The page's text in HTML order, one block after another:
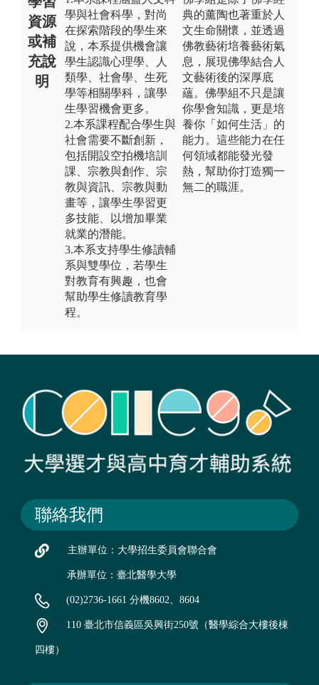
資源
或補
充說
明
學與社會科學，對尚
在探索階段的學生來
說，本系提供機會讓
學生認識心理學、人
類學、社會學、生死
學等相關學科，讓學
生學習機會更多。
2.本系課程配合學生與
社會需要不斷創新，
包括開設空拍機培訓
課、宗教與創作、宗
教與資訊、宗教與動
畫等，讓學生學習更
多技能、以增加畢業
就業的潛能。
3.本系支持學生修讀輔
系與雙學位，若學生
對教育有興趣，也會
幫助學生修讀教育學
程。
典的薰陶也著重於人
文生命關懷，並透過
佛教藝術培養藝術氣
息，展現佛學結合人
文藝術後的深厚底
蘊。佛學組不只是讓
你學會知識，更是培
養你「如何生活」的
能力。這些能力在任
何領域都能發光發
熱，幫助你打造獨一
無二的職涯。
聯絡我們
主辦單位：大學招生委員會聯合會
承辦單位：臺北醫學大學
(02)2736-1661 分機8602、8604
110 臺北市信義區吳興街250號（醫學綜合大樓後棟
四樓）